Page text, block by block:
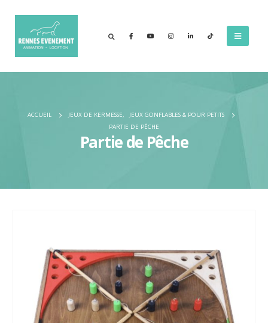
ACCUEIL JEUX DE KERMESSE,
JEUX GONFLABLES & POUR PETITS
PARTIE DE PÊCHE
Partie de Pêche